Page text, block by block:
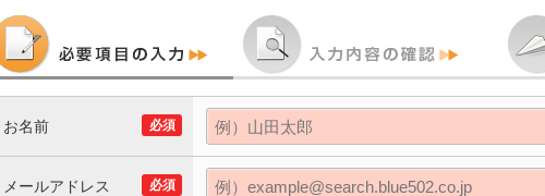
必須
お名前
必須
メールアドレス